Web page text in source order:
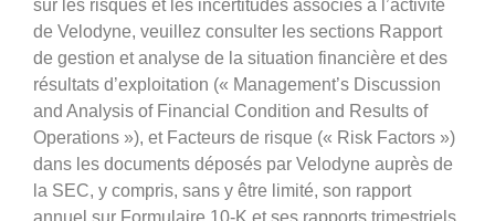
sur les risques et les incertitudes associés à l’activité
de Velodyne, veuillez consulter les sections Rapport
de gestion et analyse de la situation financière et des
résultats d’exploitation (« Management’s Discussion
and Analysis of Financial Condition and Results of
Operations »), et Facteurs de risque (« Risk Factors »)
dans les documents déposés par Velodyne auprès de
la SEC, y compris, sans y être limité, son rapport
annuel sur Formulaire 10-K et ses rapports trimestriels